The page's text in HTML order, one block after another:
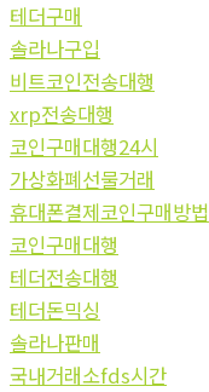
테더구매
솔라나구입
비트코인전송대행
xrp전송대행
코인구매대행24시
가상화폐선물거래
휴대폰결제코인구매방법
코인구매대행
테더전송대행
테더돈믹싱
솔라나판매
국내거래소fds시간